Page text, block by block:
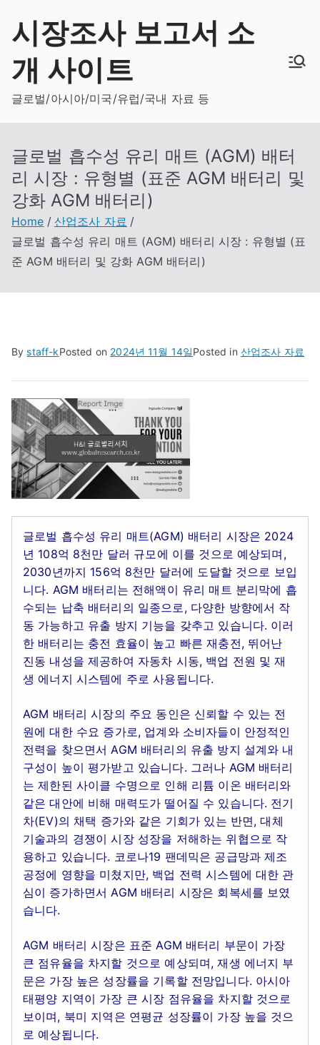
content
시장조사 보고서 소
개 사이트
글로벌/아시아/미국/유럽/국내 자료 등
글로벌 흡수성 유리 매트 (AGM) 배터
리 시장 : 유형별 (표준 AGM 배터리 및
강화 AGM 배터리)
Home
산업조사 자료
글로벌 흡수성 유리 매트 (AGM) 배터리 시장 : 유형별 (표
준 AGM 배터리 및 강화 AGM 배터리)
Bystaff-kPosted on 2024년 11월 14일Posted in 산업조사 자료
글로벌 흡수성 유리 매트(AGM) 배터리 시장은 2024
년 108억 8천만 달러 규모에 이를 것으로 예상되며,
2030년까지 156억 8천만 달러에 도달할 것으로 보입
니다. AGM 배터리는 전해액이 유리 매트 분리막에 흡
수되는 납축 배터리의 일종으로, 다양한 방향에서 작
동 가능하고 유출 방지 기능을 갖추고 있습니다. 이러
한 배터리는 충전 효율이 높고 빠른 재충전, 뛰어난
진동 내성을 제공하여 자동차 시동, 백업 전원 및 재
생 에너지 시스템에 주로 사용됩니다.
AGM 배터리 시장의 주요 동인은 신뢰할 수 있는 전
원에 대한 수요 증가로, 업계와 소비자들이 안정적인
전력을 찾으면서 AGM 배터리의 유출 방지 설계와 내
구성이 높이 평가받고 있습니다. 그러나 AGM 배터리
는 제한된 사이클 수명으로 인해 리튬 이온 배터리와
같은 대안에 비해 매력도가 떨어질 수 있습니다. 전기
차(EV)의 채택 증가와 같은 기회가 있는 반면, 대체
기술과의 경쟁이 시장 성장을 저해하는 위협으로 작
용하고 있습니다. 코로나19 팬데믹은 공급망과 제조
공정에 영향을 미쳤지만, 백업 전력 시스템에 대한 관
심이 증가하면서 AGM 배터리 시장은 회복세를 보였
습니다.
AGM 배터리 시장은 표준 AGM 배터리 부문이 가장
큰 점유율을 차지할 것으로 예상되며, 재생 에너지 부
문은 가장 높은 성장률을 기록할 전망입니다. 아시아
태평양 지역이 가장 큰 시장 점유율을 차지할 것으로
보이며, 북미 지역은 연평균 성장률이 가장 높을 것으
로 예상됩니다.